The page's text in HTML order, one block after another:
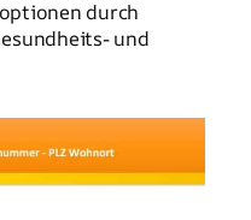
durch
und